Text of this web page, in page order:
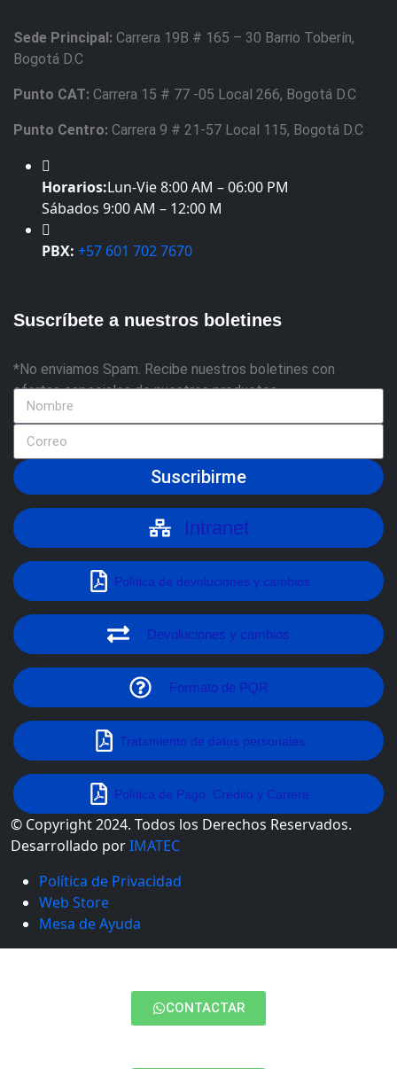
Sede Principal: Carrera 19B # 165 – 30 Barrio Toberín,
Bogotá D.C
Punto CAT: Carrera 15 # 77 -05 Local 266, Bogotá D.C
Punto Centro: Carrera 9 # 21-57 Local 115, Bogotá D.C
Horarios:Lun-Vie 8:00 AM – 06:00 PM
Sábados 9:00 AM – 12:00 M
PBX: +57 601 702 7670
Suscríbete a nuestros boletines
*No enviamos Spam. Recibe nuestros boletines con
ofertas especiales de nuestros productos
Suscribirme
Intranet
Política de devoluciones y cambios
Devoluciones y cambios
Formato de PQR
Tratamiento de datos personales
Política de Pago, Crédito y Cartera
© Copyright 2024. Todos los Derechos Reservados.
Desarrollado porIMATEC
Política de Privacidad
Web Store
Mesa de Ayuda
CONTACTAR